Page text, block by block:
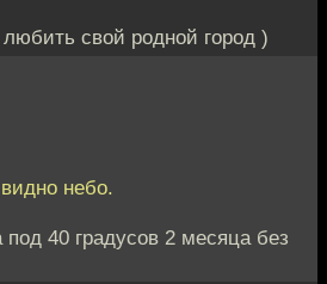
свой родной город )
небо.
40 градусов 2 месяца без